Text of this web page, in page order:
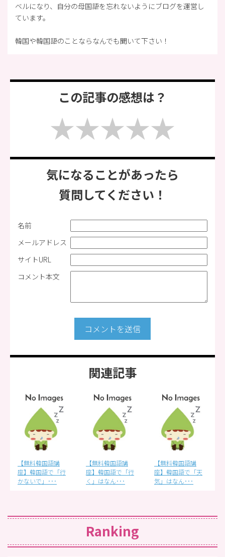
ベルになり、自分の母国語を忘れないようにブログを運営し
ています。
韓国や韓国語のことならなんでも聞いて下さい！
この記事の感想は？
気になることがあったら
質問してください！
名前
メールアドレス
サイトURL
コメント本文
コメントを送信
関連記事
【無料韓国語講
座】韓国語で「行
かないで」･･･
【無料韓国語講
座】韓国語で「行
く」はなん･･･
【無料韓国語講
座】韓国語で「天
気」はなん･･･
Ranking